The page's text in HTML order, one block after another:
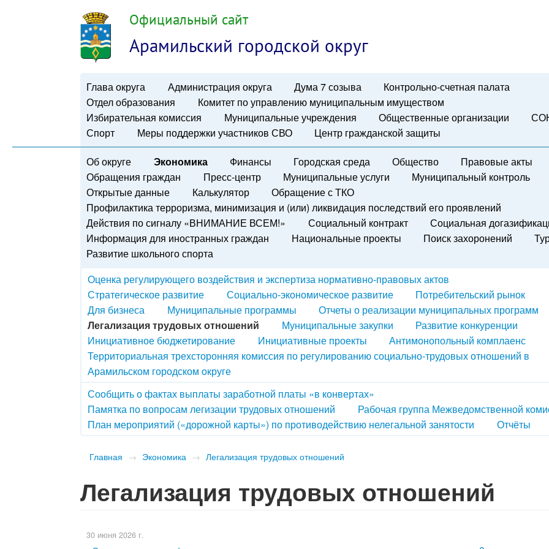
Официальный сайт
Арамильский городской округ
Глава округа Администрация округа Дума 7 созыва
Контрольно-счетная палата
Отдел образования
Комитет по управлению муниципальным имуществом
Избирательная комиссия
Муниципальные учреждения Общественные организации
Спорт
Меры поддержки участников СВО Центр гражданской защиты
Об округе Экономика Финансы Городская среда Общество
Правовые акты
Обращения граждан
Пресс-центр Муниципальные услуги
Муниципальный контроль
Открытые данные
Калькулятор
Обращение с ТКО
Профилактика терроризма, минимизация и (или) ликвидация последствий его проявлений
Действия по сигналу «ВНИМАНИЕ ВСЕМ!»
Социальный контракт
Социальная
Информация для иностранных граждан
Национальные проекты Поиск захоронений
Развитие школьного спорта
Оценка регулирующего воздействия и экспертиза нормативно-правовых актов
Стратегическое развитие
Социально-экономическое развитие
Потребительский рынок
Для бизнеса
Муниципальные программы
Отчеты о реализации муниципальных программ
Легализация трудовых отношений
Муниципальные закупки
Развитие конкуренции
Инициативное бюджетирование
Инициативные проекты
Антимонопольный комплаенс
Территориальная трехсторонняя комиссия по регулированию социально-трудовых отношений в
Арамильском городском округе
Сообщить о фактах выплаты заработной платы «в конвертах»
Памятка по вопросам легизации трудовых отношений
Рабочая группа Межведомственной
План мероприятий («дорожной карты») по противодействию нелегальной занятости
Отчёты
Главная → Экономика → Легализация трудовых отношений
Легализация трудовых отношений
30 июня 2026 г.